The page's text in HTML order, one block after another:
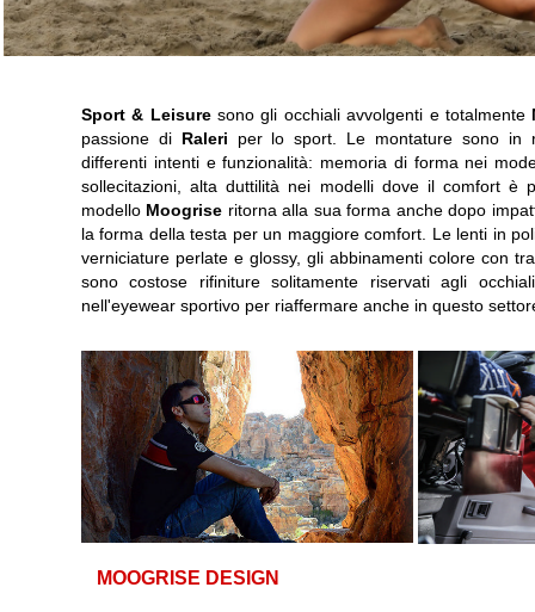
Sport & Leisuresono gli occhiali avvolgenti e totalmente
passione di Raleri per lo sport. Le montature sono in
differenti intenti e funzionalità: memoria di forma nei
sollecitazioni, alta duttilità nei modelli dove il comfort è
modello Moogrise ritorna alla sua forma anche dopo
la forma della testa per un maggiore comfort. Le lenti in
verniciature perlate e glossy, gli abbinamenti colore con
sono costose rifiniture solitamente riservati agli
nell'eyewear sportivo per riaffermare anche in questo
MOOGRISE DESIGN